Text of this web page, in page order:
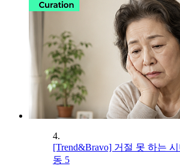
4.
[Trend&Bravo] 거절 못 하는
동 5